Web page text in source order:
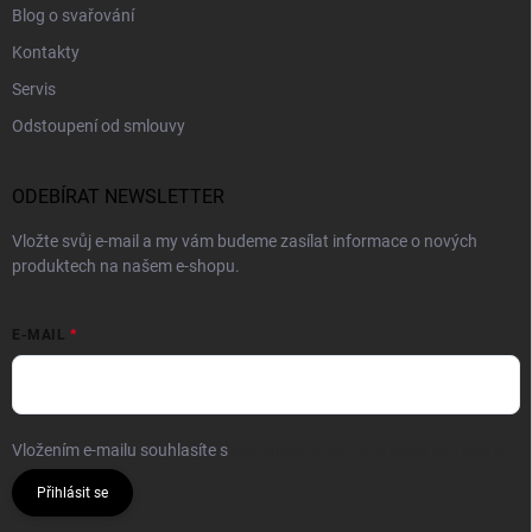
Blog o svařování
Kontakty
Servis
Odstoupení od smlouvy
ODEBÍRAT NEWSLETTER
Vložte svůj e-mail a my vám budeme zasílat informace o nových
produktech na našem e-shopu.
E-MAIL
Vložením e-mailu souhlasíte s
Přihlásit se